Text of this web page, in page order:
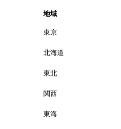
地域
東京
北海道
東北
関西
東海